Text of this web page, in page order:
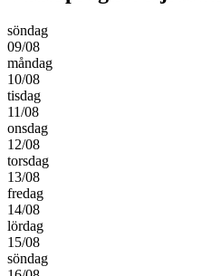
söndag
09/08
måndag
10/08
tisdag
11/08
onsdag
12/08
torsdag
13/08
fredag
14/08
lördag
15/08
söndag